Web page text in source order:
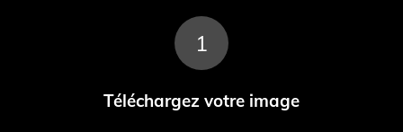
1
Téléchargez votre image